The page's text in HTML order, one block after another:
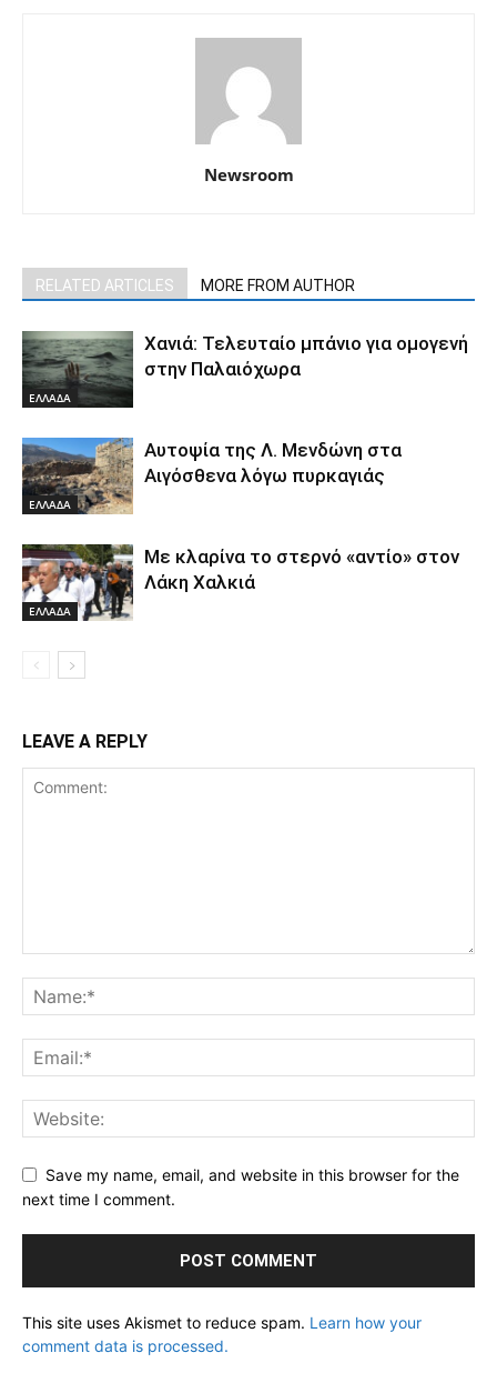
Newsroom
RELATED ARTICLES MORE FROM AUTHOR
ΕΛΛΑΔΑ
Χανιά: Τελευταίο μπάνιο για ομογενή
στην Παλαιόχωρα
ΕΛΛΑΔΑ
Αυτοψία της Λ. Μενδώνη στα
Αιγόσθενα λόγω πυρκαγιάς
ΕΛΛΑΔΑ
Με κλαρίνα το στερνό «αντίο» στον
Λάκη Χαλκιά
LEAVE A REPLY
Save my name, email, and website in this browser for the
next time I comment.
This site uses Akismet to reduce spam. Learn how your
comment data is processed.